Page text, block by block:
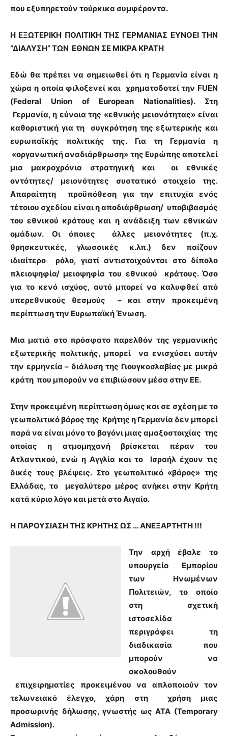
που εξυπηρετούν τούρκικα συμφέροντα.
Η ΕΞΩΤΕΡΙΚΗ ΠΟΛΙΤΙΚΗ ΤΗΣ ΓΕΡΜΑΝΙΑΣ ΕΥΝΟΕΙ ΤΗΝ
“ΔΙΑΛΥΣΗ” ΤΩΝ ΕΘΝΩΝ ΣΕ ΜΙΚΡΑ ΚΡΑΤΗ
Εδώ θα πρέπει να σημειωθεί ότι η Γερμανία είναι η
χώρα η οποία φιλοξενεί και χρηματοδοτεί την FUEN
(Federal Union of European Nationalities). Στη
Γερμανία, η εύνοια της «εθνικής μειονότητας» είναι
καθοριστική για τη συγκρότηση της εξωτερικής και
ευρωπαϊκής πολιτικής της. Για τη Γερμανία η
«οργανωτική αναδιάρθρωση» της Ευρώπης αποτελεί
μια μακροχρόνια στρατηγική και οι εθνικές
οντότητες/ μειονότητες συστατικό στοιχείο της.
Απαραίτητη προϋπόθεση για την επιτυχία ενός
τέτοιου σχεδίου είναι η αποδιάρθρωση/ υποβιβασμός
του εθνικού κράτους και η ανάδειξη των εθνικών
ομάδων. Οι όποιες άλλες μειονότητες (π.χ.
θρησκευτικές, γλωσσικές κ.λπ.) δεν παίζουν
ιδιαίτερο ρόλο, γιατί αντιστοιχούνται στο δίπολο
πλειοψηφία/ μειοψηφία του εθνικού κράτους. Όσο
για το κενό ισχύος, αυτό μπορεί να καλυφθεί από
υπερεθνικούς θεσμούς – και στην προκειμένη
περίπτωση την Ευρωπαϊκή Ένωση.
Μια ματιά στο πρόσφατο παρελθόν της γερμανικής
εξωτερικής πολιτικής, μπορεί να ενισχύσει αυτήν
την ερμηνεία – διάλυση της Γιουγκοσλαβίας με μικρά
κράτη που μπορούν να επιβιώσουν μέσα στην ΕΕ.
Στην προκειμένη περίπτωση όμως και σε σχέση με το
γεωπολιτικό βάρος της Κρήτης η Γερμανία δεν μπορεί
παρά να είναι μόνο το βαγόνι μιας αμαξοστοιχίας της
οποίας η ατμομηχανή βρίσκεται πέραν του
Ατλαντικού, ενώ η Αγγλία και το Ισραήλ έχουν τις
δικές τους βλέψεις. Στο γεωπολιτικό «βάρος» της
Ελλάδας, το μεγαλύτερο μέρος ανήκει στην Κρήτη
κατά κύριο λόγο και μετά στο Αιγαίο.
Η ΠΑΡΟΥΣΙΑΣΗ ΤΗΣ ΚΡΗΤΗΣ ΩΣ … ΑΝΕΞΑΡΤΗΤΗ !!!
Την αρχή έβαλε το
υπουργείο Εμπορίου
των Ηνωμένων
Πολιτειών, το οποίο
στη σχετική
ιστοσελίδα
περιγράφει τη
διαδικασία που
μπορούν να
ακολουθούν
επιχειρηματίες προκειμένου να απλοποιούν τον
τελωνειακό έλεγχο, χάρη στη χρήση μιας
προσωρινής δήλωσης, γνωστής ως ΑΤΑ (Temporary
Admission).